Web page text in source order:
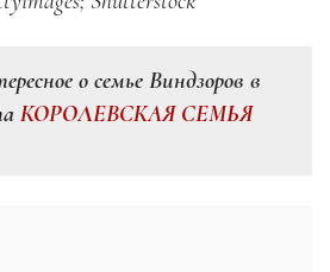
о семье Виндзоров в
КОРОЛЕВСКАЯ СЕМЬЯ